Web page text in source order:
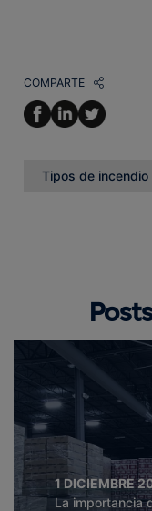
COMPARTE
Tipos de incendio
1 DICIEMBRE
La importancia